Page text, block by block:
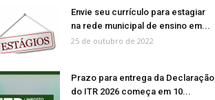
Envie seu currículo para estagiar
na rede municipal de ensino em...
25 de outubro de 2022
Prazo para entrega da Declaração
do ITR 2026 começa em 10...